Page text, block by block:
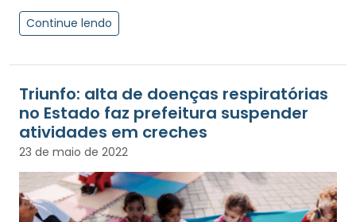
Continue lendo
Triunfo: alta de doenças respiratórias
no Estado faz prefeitura suspender
atividades em creches
23 de maio de 2022